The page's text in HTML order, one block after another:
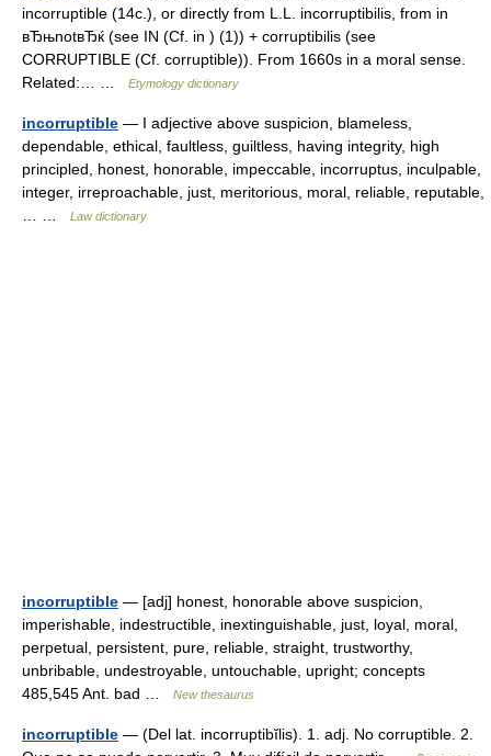
incorruptible (14c.), or directly from L.L. incorruptibilis, from in
вЂњnotвЂќ (see IN (Cf. in ) (1)) + corruptibilis (see
CORRUPTIBLE (Cf. corruptible)). From 1660s in a moral sense.
Related:… …
Etymology dictionary
incorruptible — I adjective above suspicion, blameless,
dependable, ethical, faultless, guiltless, having integrity, high
principled, honest, honorable, impeccable, incorruptus, inculpable,
integer, irreproachable, just, meritorious, moral, reliable, reputable,
Law dictionary
incorruptible — [adj] honest, honorable above suspicion,
imperishable, indestructible, inextinguishable, just, loyal, moral,
perpetual, persistent, pure, reliable, straight, trustworthy,
unbribable, undestroyable, untouchable, upright; concepts
485,545 Ant. bad …
New thesaurus
incorruptible — (Del lat. incorruptibĭlis). 1. adj. No corruptible. 2.